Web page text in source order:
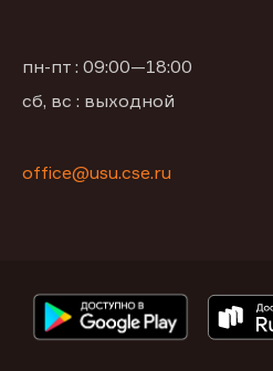
пн-пт : 09:00—18:00
сб, вс : выходной
office@usu.cse.ru